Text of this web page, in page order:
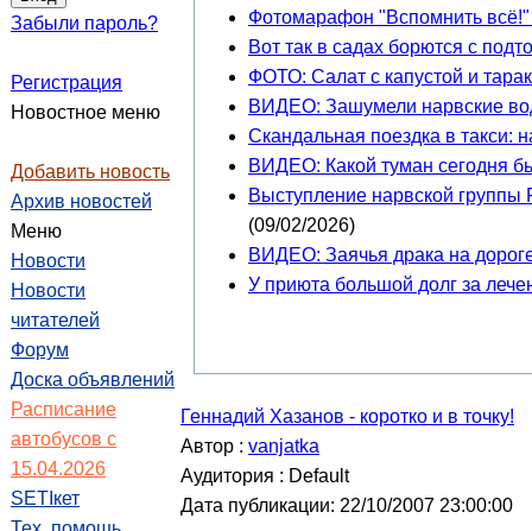
Забыли пароль?
Регистрация
Новостное меню
Добавить новость
Архив новостей
Меню
Новости
Новости
читателей
Форум
Доска объявлений
Расписание
автобусов с
15.04.2026
SETIкет
Фотомарафон "Вспомнить всё!"
Вот так в садах борются с
ФОТО: Салат с капустой и
ВИДЕО: Зашумели нарвские
Скандальная поездка в такси:
ВИДЕО: Какой туман сегодня
Выступление нарвской
(09/02/2026)
ВИДЕО: Заячья драка на
У приюта большой долг за
Геннадий Хазанов - коротко и в точку!
Автор : vanjatka
Аудитория : Default
Дата публикации: 22/10/2007 23:00:00